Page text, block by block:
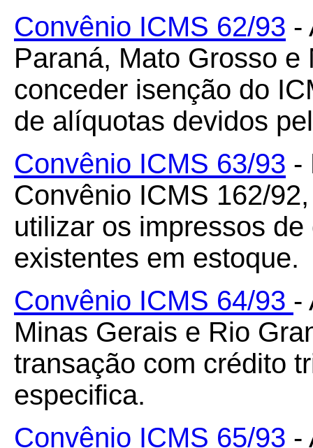
Convênio ICMS 62/93 -
Paraná, Mato Grosso
conceder isenção do
de alíquotas devidos
Convênio ICMS 63/93 -
Convênio ICMS 162/
utilizar os impressos
existentes em estoque.
Convênio ICMS 64/93 -
Minas Gerais e Rio
transação com crédito
especifica.
Convênio ICMS 65/93 -